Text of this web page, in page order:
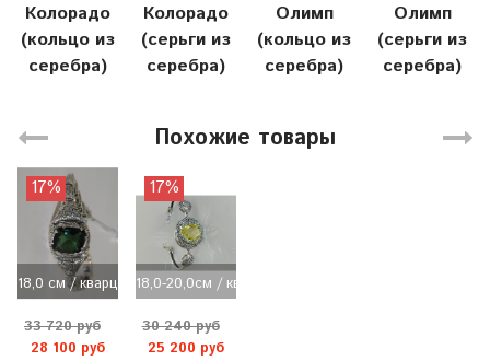
Колорадо
(кольцо из
серебра)
Колорадо
(серьги из
серебра)
Олимп
(кольцо из
серебра)
Олимп
(серьги из
серебра)
Похожие товары
18,0 см / кварц синт / турм...
17%
33 720 руб
28 100 руб
18,0-20,0см / кварц синт / ...
17%
30 240 руб
25 200 руб